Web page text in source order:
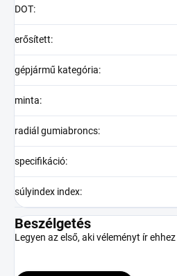
DOT:
erősített:
gépjármű kategória:
minta:
radiál gumiabroncs:
specifikáció:
súlyindex index:
Beszélgetés
Legyen az első, aki véleményt ír